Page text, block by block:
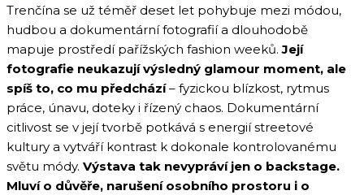
Trenčína se už téměř deset let pohybuje mezi módou,
hudbou a dokumentární fotografií a dlouhodobě
mapuje prostředí pařížských fashion weeků.Její
fotografie neukazují výsledný glamour moment, ale
spíš to, co mu předchází– fyzickou blízkost, rytmus
práce, únavu, doteky i řízený chaos. Dokumentární
citlivost se v její tvorbě potkává s energií streetové
kultury a vytváří kontrast k dokonale kontrolovanému
světu módy. Výstava tak nevypráví jen o backstage.
Mluví o důvěře, narušení osobního prostoru i o